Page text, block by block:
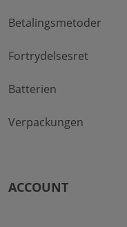
Betalingsmetoder
Fortrydelsesret
Batterien
Verpackungen
ACCOUNT